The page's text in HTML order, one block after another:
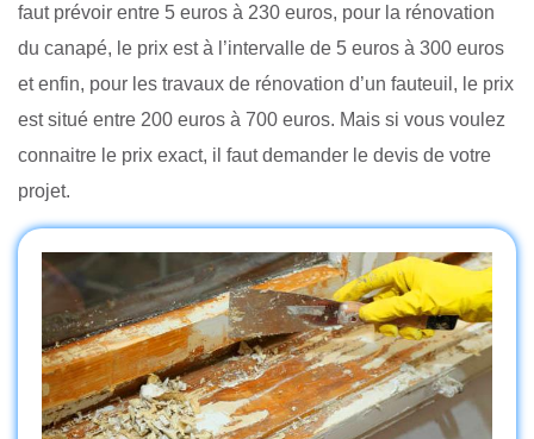
faut prévoir entre 5 euros à 230 euros, pour la rénovation
du canapé, le prix est à l’intervalle de 5 euros à 300 euros
et enfin, pour les travaux de rénovation d’un fauteuil, le prix
est situé entre 200 euros à 700 euros. Mais si vous voulez
connaitre le prix exact, il faut demander le devis de votre
projet.